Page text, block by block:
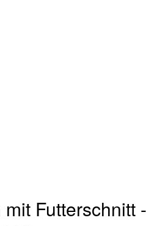
Futterschnitt